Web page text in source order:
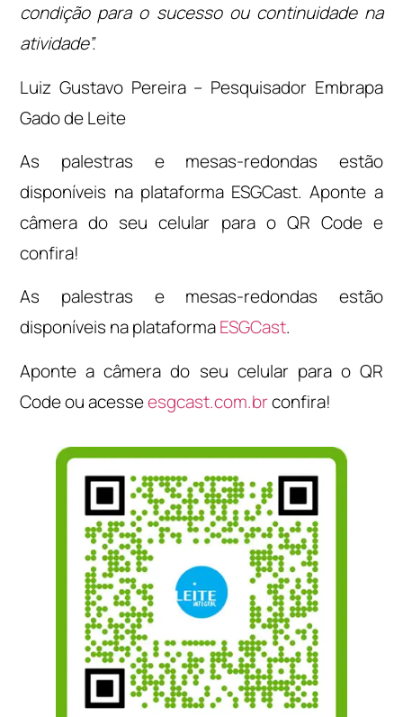
condição para o sucesso ou continuidade na
atividade”.
Luiz Gustavo Pereira – Pesquisador Embrapa
Gado de Leite
As palestras e mesas-redondas estão
disponíveis na plataforma ESGCast. Aponte a
câmera do seu celular para o QR Code e
confira!
As palestras e mesas-redondas estão
disponíveis na plataformaESGCast.
Aponte a câmera do seu celular para o QR
Code ou acesseesgcast.com.brconfira!